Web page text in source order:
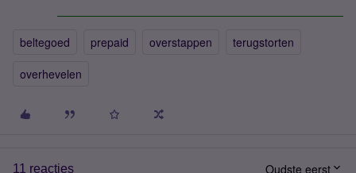
beltegoed prepaid overstappen
terugstorten
overhevelen
11 reacties Oudste eerst